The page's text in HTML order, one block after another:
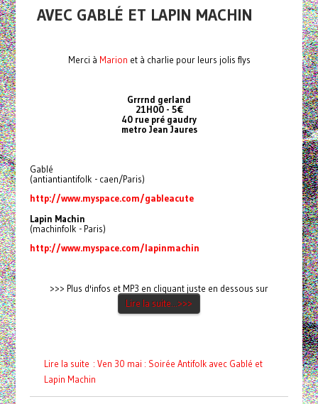
AVEC GABLÉ ET LAPIN MACHIN
Merci à Marion et à charlie pour leurs jolis flys
Grrrnd gerland
21H00 - 5€
40 rue pré gaudry
metro Jean Jaures
Gablé
(antiantiantifolk - caen/Paris)
http://www.myspace.com/gableacute
Lapin Machin
(machinfolk - Paris)
http://www.myspace.com/lapinmachin
>>> Plus d'infos et MP3 en cliquant juste en dessous sur
Lire la suite...>>>
Lire la suite : Ven 30 mai : Soirée Antifolk avec Gablé et
Lapin Machin